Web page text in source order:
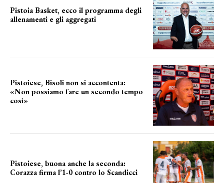
Pistoia Basket, ecco il programma degli
allenamenti e gli aggregati
Pistoiese, Bisoli non si accontenta:
«Non possiamo fare un secondo tempo
così»
Pistoiese, buona anche la seconda:
Corazza firma l’1-0 contro lo Scandicci